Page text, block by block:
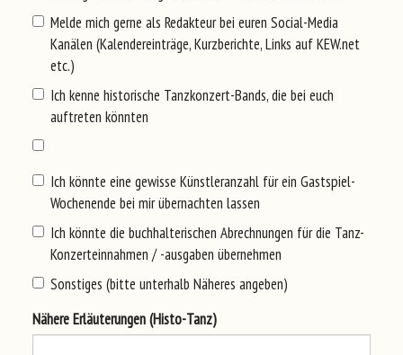
Melde mich gerne als Redakteur bei euren Social-Media
Kanälen (Kalendereinträge, Kurzberichte, Links auf KEW.net
etc.)
Ich kenne historische Tanzkonzert-Bands, die bei euch
auftreten könnten
Ich könnte eine gewisse Künstleranzahl für ein Gastspiel-
Wochenende bei mir übernachten lassen
Ich könnte die buchhalterischen Abrechnungen für die Tanz-
Konzerteinnahmen / -ausgaben übernehmen
Sonstiges (bitte unterhalb Näheres angeben)
NähereErläuterungen (Histo-Tanz)